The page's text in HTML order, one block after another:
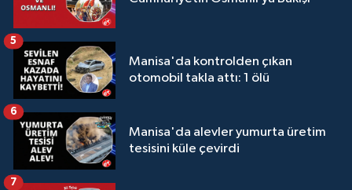
Manisa'da kontrolden çıkan
otomobil takla attı: 1 ölü
5
Manisa'da alevler yumurta üretim
tesisini küle çevirdi
6
7